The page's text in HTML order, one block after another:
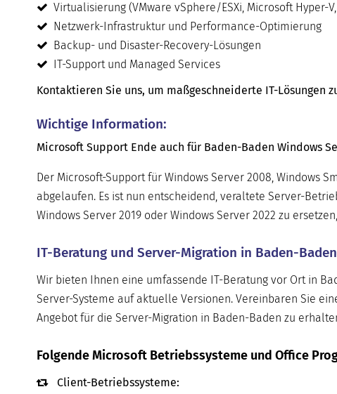
Virtualisierung (VMware vSphere/ESXi, Microsoft Hyper-
Netzwerk-Infrastruktur und Performance-Optimierung
Backup- und Disaster-Recovery-Lösungen
IT-Support und Managed Services
Kontaktieren Sie uns, um maßgeschneiderte IT-
Wichtige Information:
Microsoft Support Ende auch für Baden-Baden Windows
Der Microsoft-Support für Windows Server 2008, Windows
abgelaufen. Es ist nun entscheidend, veraltete Server-
Windows Server 2019 oder Windows Server 2022 zu
IT-Beratung und Server-Migration in Baden-
Wir bieten Ihnen eine umfassende IT-Beratung vor Ort in
Server-Systeme auf aktuelle Versionen. Vereinbaren Sie
Angebot für die Server-Migration in Baden-Baden zu
Folgende Microsoft Betriebssysteme und Office
Client-Betriebssysteme: